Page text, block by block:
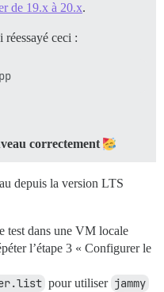
de 19.x à 20.x.
réessayé ceci :
correctement
depuis la version LTS
test dans une VM locale
l’étape 3 « Configurer le
pour utiliser jammy